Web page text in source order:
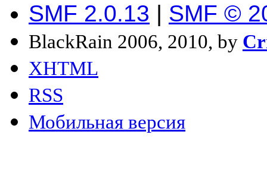
SMF 2.0.13 | SMF ©
BlackRain 2006, 2010, by
XHTML
RSS
Мобильная версия